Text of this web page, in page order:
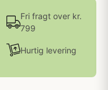
Fri fragt over kr.
799
Hurtig levering